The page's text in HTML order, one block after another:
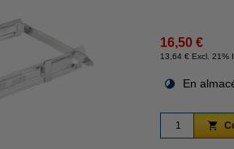
16,50 €
13,64 € Excl. 21%
En